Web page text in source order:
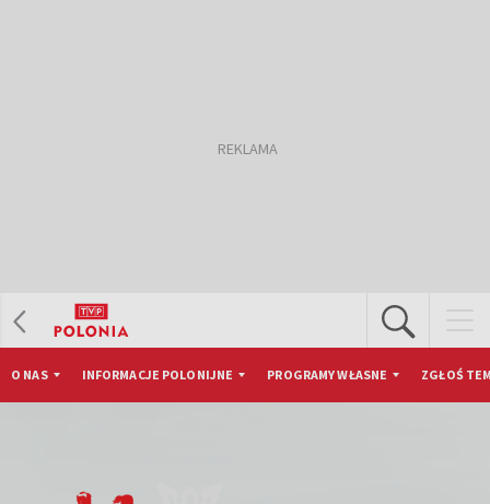
O NAS INFORMACJE POLONIJNE PROGRAMY WŁASNE ZGŁOŚ